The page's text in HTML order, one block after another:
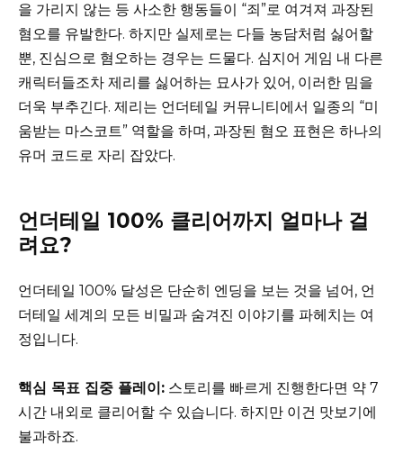
을 가리지 않는 등 사소한 행동들이 “죄”로 여겨져 과장된
혐오를 유발한다. 하지만 실제로는 다들 농담처럼 싫어할
뿐, 진심으로 혐오하는 경우는 드물다. 심지어 게임 내 다른
캐릭터들조차 제리를 싫어하는 묘사가 있어, 이러한 밈을
더욱 부추긴다. 제리는 언더테일 커뮤니티에서 일종의 “미
움받는 마스코트” 역할을 하며, 과장된 혐오 표현은 하나의
유머 코드로 자리 잡았다.
언더테일 100% 클리어까지 얼마나 걸
려요?
언더테일 100% 달성은 단순히 엔딩을 보는 것을 넘어, 언
더테일 세계의 모든 비밀과 숨겨진 이야기를 파헤치는 여
정입니다.
핵심 목표 집중 플레이: 스토리를 빠르게 진행한다면 약 7
시간 내외로 클리어할 수 있습니다. 하지만 이건 맛보기에
불과하죠.